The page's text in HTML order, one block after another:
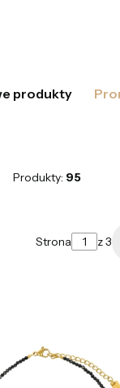
szczegóły
produkty
Produkty: 95
Strona z 3